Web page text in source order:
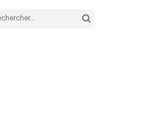
Rechercher :